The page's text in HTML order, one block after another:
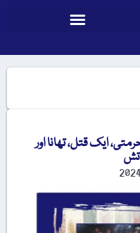
ایک قتل، تھانا اور